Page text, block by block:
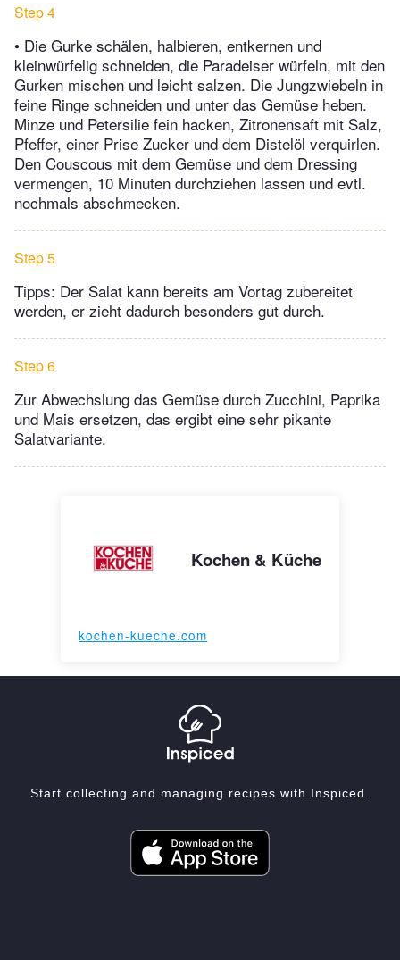
Step 4
• Die Gurke schälen, halbieren, entkernen und
kleinwürfelig schneiden, die Paradeiser würfeln, mit den
Gurken mischen und leicht salzen. Die Jungzwiebeln in
feine Ringe schneiden und unter das Gemüse heben.
Minze und Petersilie fein hacken, Zitronensaft mit Salz,
Pfeffer, einer Prise Zucker und dem Distelöl verquirlen.
Den Couscous mit dem Gemüse und dem Dressing
vermengen, 10 Minuten durchziehen lassen und evtl.
nochmals abschmecken.
Step 5
Tipps: Der Salat kann bereits am Vortag zubereitet
werden, er zieht dadurch besonders gut durch.
Step 6
Zur Abwechslung das Gemüse durch Zucchini, Paprika
und Mais ersetzen, das ergibt eine sehr pikante
Salatvariante.
Kochen & Küche
kochen-kueche.com
Start collecting and managing recipes with Inspiced.